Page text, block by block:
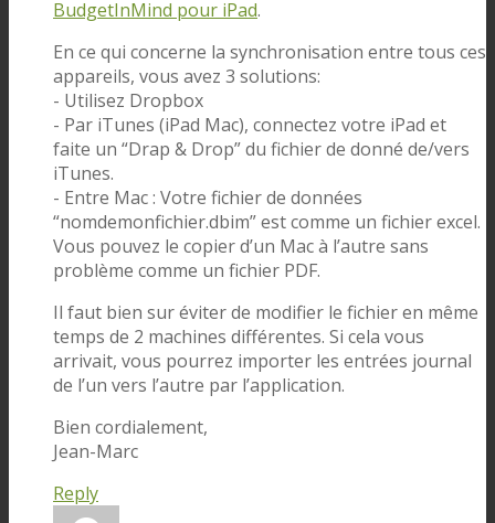
BudgetInMind pour iPad.
En ce qui concerne la synchronisation entre tous ces
appareils, vous avez 3 solutions:
- Utilisez Dropbox
- Par iTunes (iPad Mac), connectez votre iPad et
faite un “Drap & Drop” du fichier de donné de/vers
iTunes.
- Entre Mac : Votre fichier de données
“nomdemonfichier.dbim” est comme un fichier excel.
Vous pouvez le copier d’un Mac à l’autre sans
problème comme un fichier PDF.
Il faut bien sur éviter de modifier le fichier en même
temps de 2 machines différentes. Si cela vous
arrivait, vous pourrez importer les entrées journal
de l’un vers l’autre par l’application.
Bien cordialement,
Jean-Marc
Reply